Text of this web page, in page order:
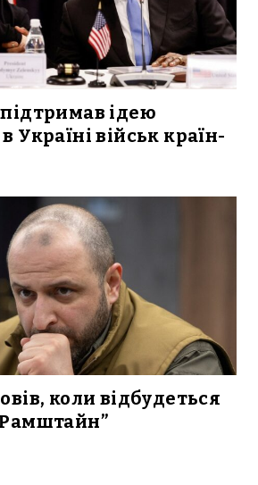
ідею
Україні військ країн-
коли відбудеться